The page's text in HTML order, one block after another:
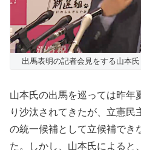
出馬表明の記者会見をする山本氏
山本氏の出馬を巡っては昨年
り沙汰されてきたが、立憲民
の統一候補として立候補でき
た。しかし、山本氏によると